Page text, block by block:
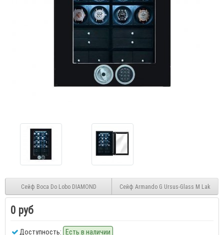
Сейф Boca Do Lobo DIAMOND Сейф Armando G Ursus-Glass M Lak
0 руб
Доступность: Есть в наличии